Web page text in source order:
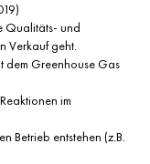
Qualitäts- und
Verkauf geht.
dem Greenhouse Gas
im
Betrieb entstehen (z.B.